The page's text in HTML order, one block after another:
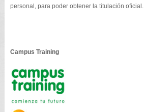
personal, para poder obtener la titulación oficial.
Campus Training